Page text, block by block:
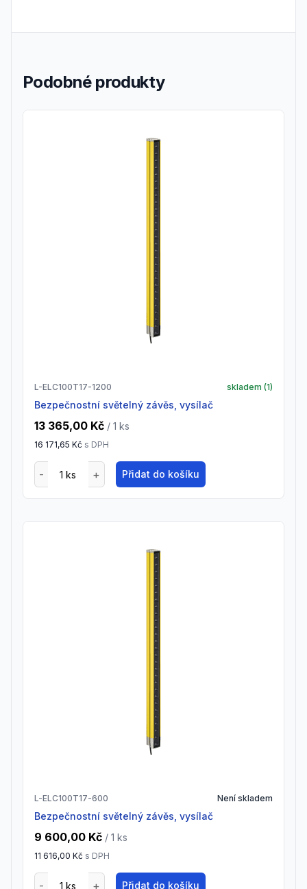
Podobné produkty
L-ELC100T17-1200 skladem (1)
Bezpečnostní světelný závěs, vysílač
13 365,00 Kč / 1 ks
16 171,65 Kč s DPH
Přidat do košíku
L-ELC100T17-600 Není skladem
Bezpečnostní světelný závěs, vysílač
9 600,00 Kč / 1 ks
11 616,00 Kč s DPH
Přidat do košíku